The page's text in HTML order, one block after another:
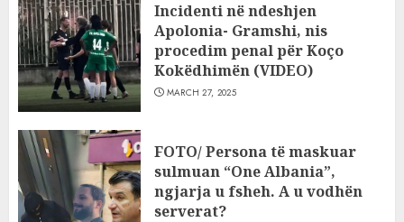
Incidenti në ndeshjen
Apolonia- Gramshi, nis
procedim penal për Koço
Kokëdhimën (VIDEO)
MARCH 27, 2025
FOTO/ Persona të maskuar
sulmuan “One Albania”,
ngjarja u fsheh. A u vodhën
serverat?